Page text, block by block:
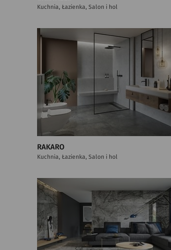
Kuchnia, Łazienka, Salon i hol
RAKARO
Kuchnia, Łazienka, Salon i hol